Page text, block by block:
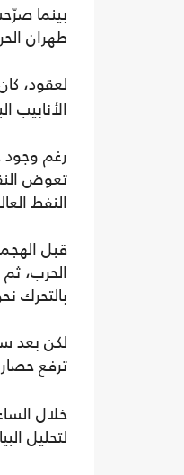
بينما
طهران
لعقود،
الأنابيب
رغم وجود
تعوض
النفط العالمية
الحرب،
بالتحرك
لكن بعد
ترفع
خلال
لتحليل